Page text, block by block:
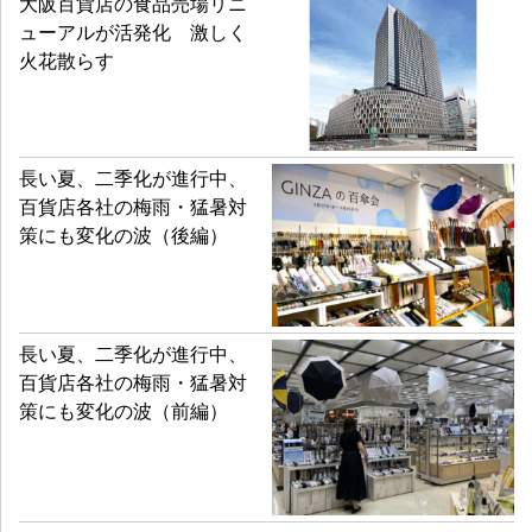
ューアルが活発化 激しく
火花散らす
長い夏、二季化が進行中、
百貨店各社の梅雨・猛暑対
策にも変化の波（後編）
長い夏、二季化が進行中、
百貨店各社の梅雨・猛暑対
策にも変化の波（前編）